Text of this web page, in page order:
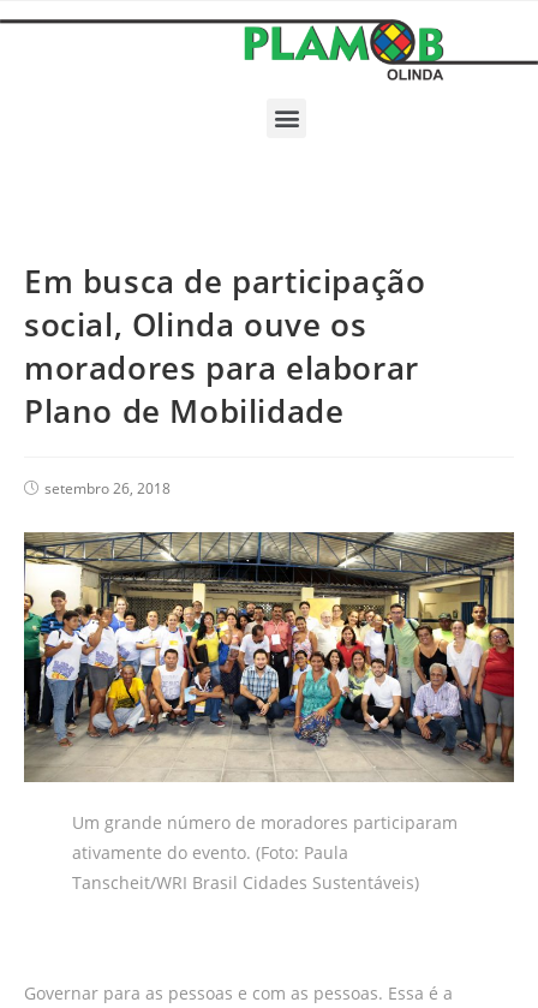
Em busca de participação
social, Olinda ouve os
moradores para elaborar
Plano de Mobilidade
setembro 26, 2018
Um grande número de moradores participaram
ativamente do evento. (Foto: Paula
Tanscheit/WRI Brasil Cidades Sustentáveis)
Governar para as pessoas e com as pessoas. Essa é a